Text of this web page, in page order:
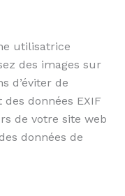
utilisatrice
des images sur
d’éviter de
données EXIF
de votre site web
données de